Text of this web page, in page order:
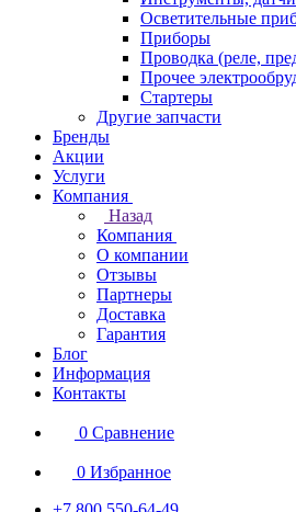
Осветительные
Приборы
Проводка (реле,
Прочее
Стартеры
Другие запчасти
Бренды
Акции
Услуги
Компания
Назад
Компания
О компании
Отзывы
Партнеры
Доставка
Гарантия
Блог
Информация
Контакты
0 Сравнение
0 Избранное